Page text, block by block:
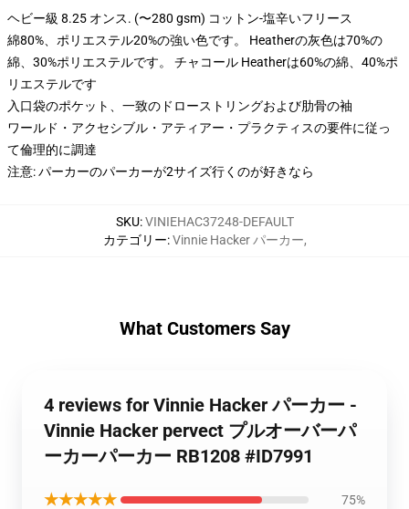
ヘビー級 8.25 オンス. (〜280 gsm) コットン-塩辛いフリース
綿80%、ポリエステル20%の強い色です。 Heatherの灰色は70%の
綿、30%ポリエステルです。 チャコール Heatherは60%の綿、40%ポ
リエステルです
入口袋のポケット、一致のドローストリングおよび肋骨の袖
ワールド・アクセシブル・アティアー・プラクティスの要件に従っ
て倫理的に調達
注意: パーカーのパーカーが2サイズ行くのが好きなら
SKU:VINIEHAC37248-DEFAULT
カテゴリー:Vinnie Hacker パーカー,
What Customers Say
4 reviews for Vinnie Hacker パーカー -
Vinnie Hacker pervect プルオーバーパ
ーカーパーカー RB1208 #ID7991
★★★★★ 75%